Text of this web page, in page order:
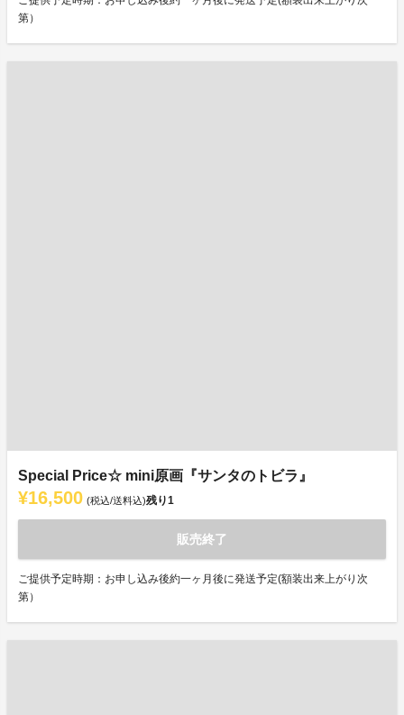
第）
Special Price☆ mini原画『サンタのトビラ』
¥16,500 (税込/送料込)残り1
販売終了
ご提供予定時期：お申し込み後約一ヶ月後に発送予定(額装出来上がり次
第）